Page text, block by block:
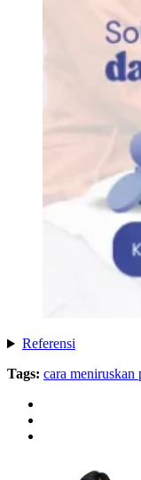
Referensi
Tags: cara meniruskan